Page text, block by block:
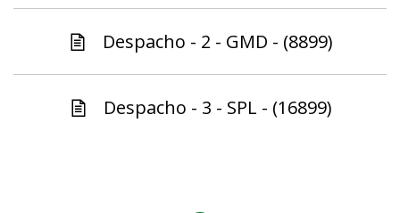
Despacho - 2 - GMD - (8899)
Despacho - 3 - SPL - (16899)